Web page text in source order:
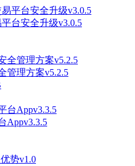
台安全升级v3.0.5
管理方案v5.2.5
Appv3.3.5